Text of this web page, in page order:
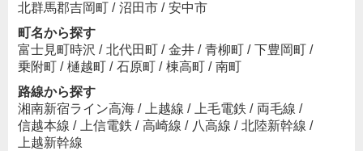
北群馬郡吉岡町 / 沼田市 / 安中市
町名から探す
富士見町時沢 / 北代田町 / 金井 / 青柳町 / 下豊岡町 /
乗附町 / 樋越町 / 石原町 / 棟高町 / 南町
路線から探す
湘南新宿ライン高海 / 上越線 / 上毛電鉄 / 両毛線 /
信越本線 / 上信電鉄 / 高崎線 / 八高線 / 北陸新幹線 /
上越新幹線